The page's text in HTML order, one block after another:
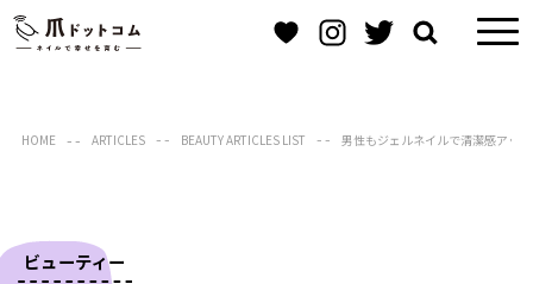
HOME ARTICLES BEAUTY ARTICLES LIST 男性もジェルネイルで清潔感アッ
ビューティー